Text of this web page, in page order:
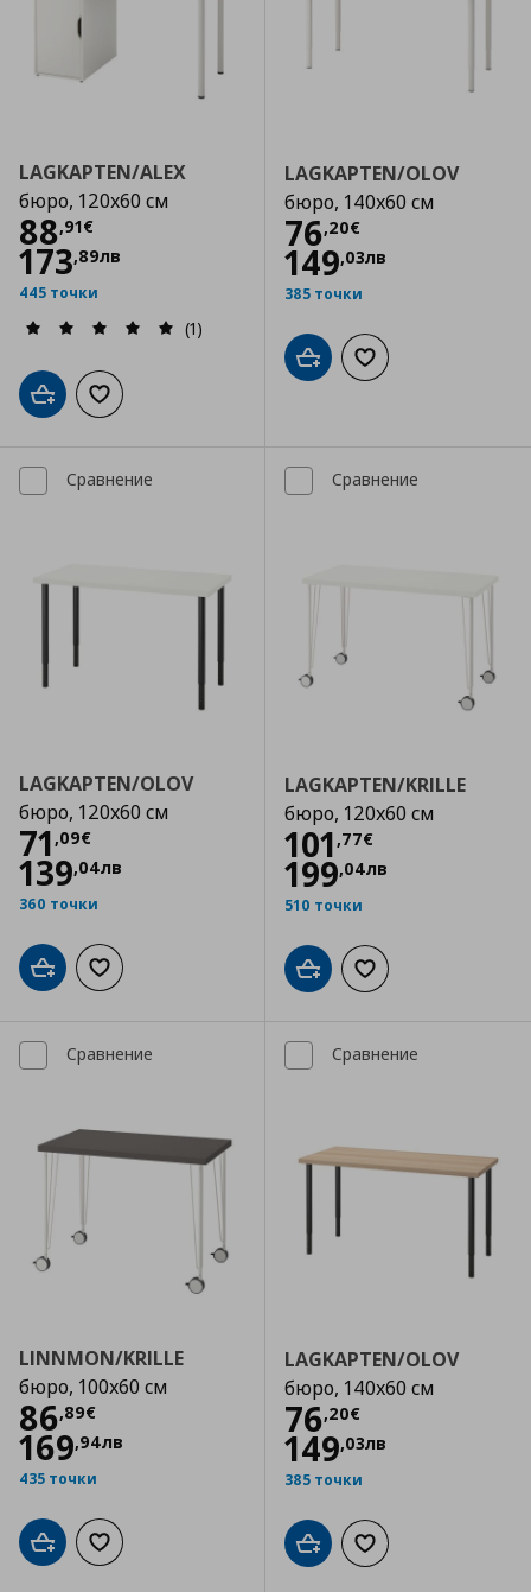
LAGKAPTEN/ALEX
бюро, 120x60 см
88,91€
Цена
173,89лв
445 точки
(1)
Добави в кошницата
Добави към списъка с любими
LAGKAPTEN/OLOV
бюро, 140x60 см
76,20€
Цена
149,03лв
385 точки
Добави в кошницата
Добави към
Сравнение
LAGKAPTEN/OLOV
бюро, 120x60 см
71 ,09€
Цена
139,04лв
360 точки
Добави в кошницата
Добави към списъка с любими
Сравнение
LAGKAPTEN/KRILLE
бюро, 120x60 см
101 ,77€
Цена
199,04лв
510 точки
Добави в кошницата
Добави към
Сравнение
LINNMON/KRILLE
бюро, 100x60 см
86,89€
Цена
169,94лв
435 точки
Добави в кошницата
Добави към списъка с любими
Сравнение
LAGKAPTEN/OLOV
бюро, 140x60 см
76,20€
Цена
149,03лв
385 точки
Добави в кошницата
Добави към